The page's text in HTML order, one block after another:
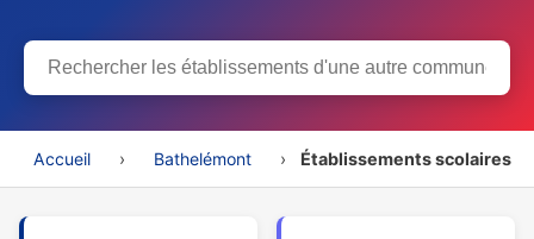
Accueil › Bathelémont › Établissements scolaires